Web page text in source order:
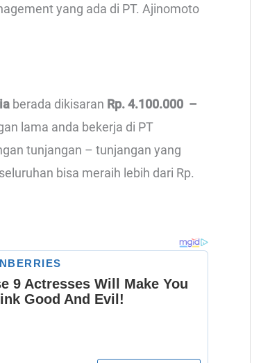
yang ada di PT. Ajinomoto
berada dikisaran Rp. 4.100.000 –
lama anda bekerja di PT
tunjangan – tunjangan yang
bisa meraih lebih dari Rp.